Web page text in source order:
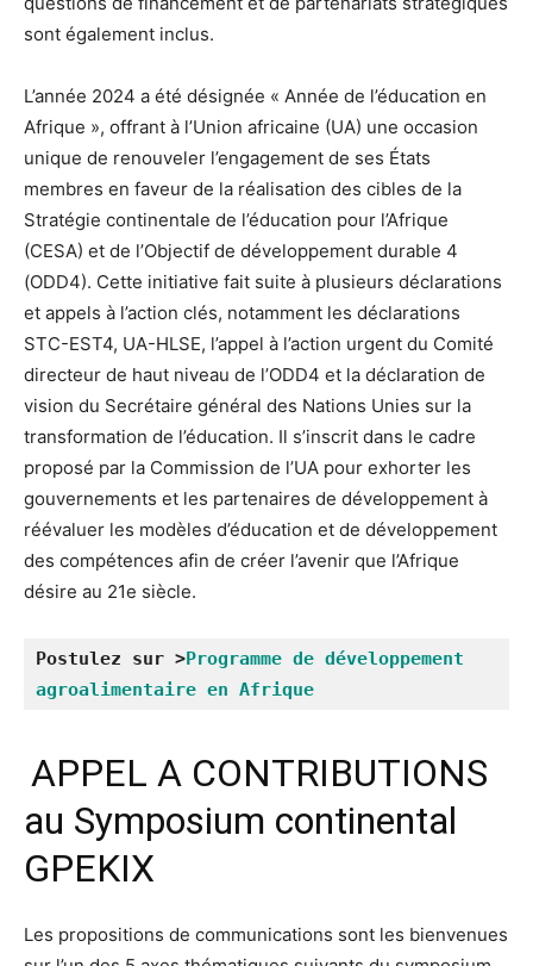
sont également inclus.
L’année 2024 a été désignée « Année de l’éducation en
Afrique », offrant à l’Union africaine (UA) une occasion
unique de renouveler l’engagement de ses États
membres en faveur de la réalisation des cibles de la
Stratégie continentale de l’éducation pour l’Afrique
(CESA) et de l’Objectif de développement durable 4
(ODD4). Cette initiative fait suite à plusieurs déclarations
et appels à l’action clés, notamment les déclarations
STC-EST4, UA-HLSE, l’appel à l’action urgent du Comité
directeur de haut niveau de l’ODD4 et la déclaration de
vision du Secrétaire général des Nations Unies sur la
transformation de l’éducation. Il s’inscrit dans le cadre
proposé par la Commission de l’UA pour exhorter les
gouvernements et les partenaires de développement à
réévaluer les modèles d’éducation et de développement
des compétences afin de créer l’avenir que l’Afrique
désire au 21e siècle.
Postulez sur >Programme de développement
agroalimentaire en Afrique
APPEL A CONTRIBUTIONS
au Symposium continental
GPEKIX
Les propositions de communications sont les bienvenues